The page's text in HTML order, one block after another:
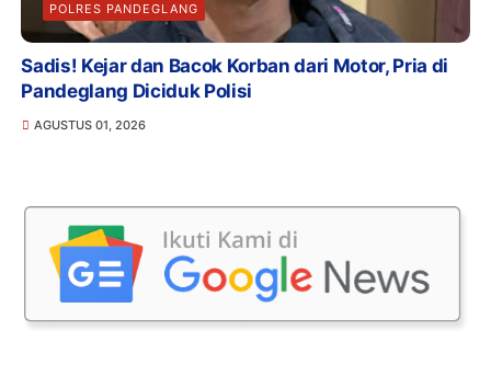
POLRES PANDEGLANG
Sadis! Kejar dan Bacok Korban dari Motor, Pria di
Pandeglang Diciduk Polisi
AGUSTUS 01, 2026